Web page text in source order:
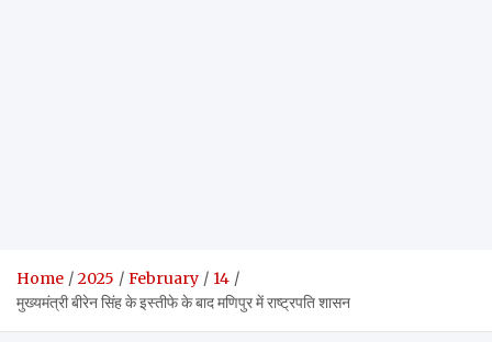
Home 2025 February
14
मुख्यमंत्री बीरेन सिंह के इस्तीफे के बाद मणिपुर में राष्ट्रपति शासन